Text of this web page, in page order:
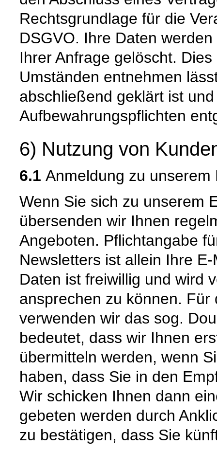
Rechtsgrundlage für die
DSGVO. Ihre Daten
Ihrer Anfrage gelöscht.
Umständen entnehmen
abschließend geklärt ist
Aufbewahrungspflichten
6) Nutzung von
6.1 Anmeldung zu unserem
Wenn Sie sich zu unserem
übersenden wir Ihnen
Angeboten. Pflichtangabe
Newsletters ist allein Ihre
Daten ist freiwillig und wird
ansprechen zu können.
verwenden wir das sog.
bedeutet, dass wir Ihnen
übermitteln werden, wenn
haben, dass Sie in den
Wir schicken Ihnen dann
gebeten werden durch
zu bestätigen, dass Sie